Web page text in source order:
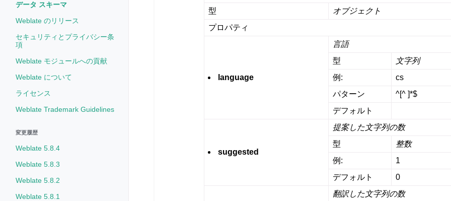
データ スキーマ
Weblate のリリース
セキュリティとプライバシー条
項
Weblate モジュールへの貢献
Weblate について
ライセンス
Weblate Trademark Guidelines
変更履歴
Weblate 5.8.4
Weblate 5.8.3
Weblate 5.8.2
Weblate 5.8.1
型
オブジェクト
プロパティ
language
言語
型
文字列
例:
cs
パターン
^[^ ]*$
デフォルト
suggested
提案した文字列の数
型
整数
例:
1
デフォルト
0
翻訳した文字列の数